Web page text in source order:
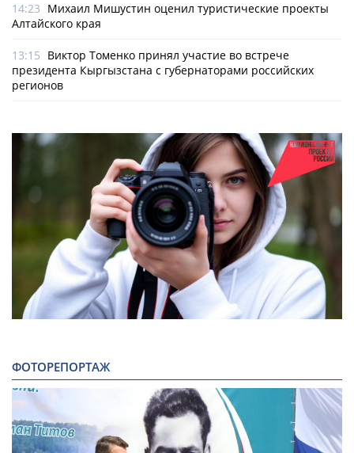
14:23 Михаил Мишустин оценил туристические проекты
Алтайского края
13:15 Виктор Томенко принял участие во встрече
президента Кыргызстана с губернаторами российских
регионов
ФОТОРЕПОРТАЖ